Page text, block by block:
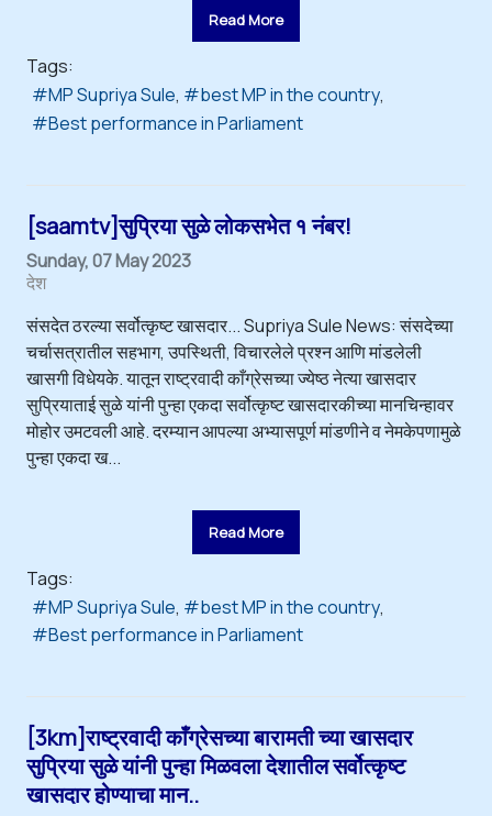
Read More
Tags:
MP Supriya Sule
best MP in the country
Best performance in Parliament
[saamtv]सुप्रिया सुळे लोकसभेत १ नंबर!
Sunday, 07 May 2023
देश
संसदेत ठरल्या सर्वोत्कृष्ट खासदार... Supriya Sule News: संसदेच्या
चर्चासत्रातील सहभाग, उपस्थिती, विचारलेले प्रश्न आणि मांडलेली
खासगी विधेयके. यातून राष्ट्रवादी काँग्रेसच्या ज्येष्ठ नेत्या खासदार
सुप्रियाताई सुळे यांनी पुन्हा एकदा सर्वोत्कृष्ट खासदारकीच्या मानचिन्हावर
मोहोर उमटवली आहे. दरम्यान आपल्या अभ्यासपूर्ण मांडणीने व नेमकेपणामुळे
पुन्हा एकदा ख...
Read More
Tags:
MP Supriya Sule
best MP in the country
Best performance in Parliament
[3km]राष्ट्रवादी काँग्रेसच्या बारामती च्या खासदार
सुप्रिया सुळे यांनी पुन्हा मिळवला देशातील सर्वोत्कृष्ट
खासदार होण्याचा मान..